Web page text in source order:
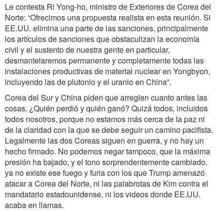
Le contesta Ri Yong-ho, ministro de Exteriores de Corea del
Norte: “Ofrecimos una propuesta realista en esta reunión. Si
EE.UU. elimina una parte de las sanciones, principalmente
los artículos de sanciones que obstaculizan la economía
civil y el sustento de nuestra gente en particular,
desmantelaremos permanente y completamente todas las
instalaciones productivas de material nuclear en Yongbyon,
incluyendo las de plutonio y el uranio en China”.
Corea del Sur y China piden que arreglen cuanto antes las
cosas. ¿Quién perdió y quién ganó? Quizá todos, incluidos
todos nosotros, porque no estamos más cerca de la paz ni
de la claridad con la que se debe seguir un camino pacifista.
Legalmente las dos Coreas siguen en guerra, y no hay un
hecho firmado. No podemos negar tampoco, que la máxima
presión ha bajado, y el tono sorprendentemente cambiado,
ya no existe ese fuego y furia con los que Trump amenazó
atacar a Corea del Norte, ni las palabrotas de Kim contra el
mandatario estadounidense, ni los videos donde EE.UU.
acaba en llamas.